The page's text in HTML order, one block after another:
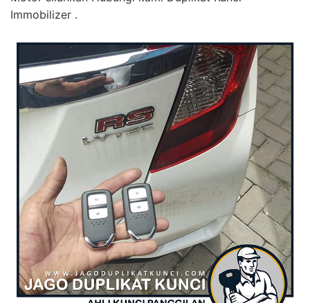
Immobilizer .